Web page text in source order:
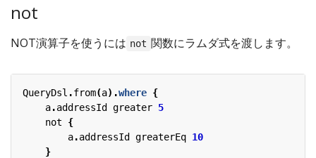
not
NOT演算子を使うには not 関数にラムダ式を渡します。
QueryDsl .from(a).where {
a.addressId greater 5
not
{
a.addressId greaterEq 10
}